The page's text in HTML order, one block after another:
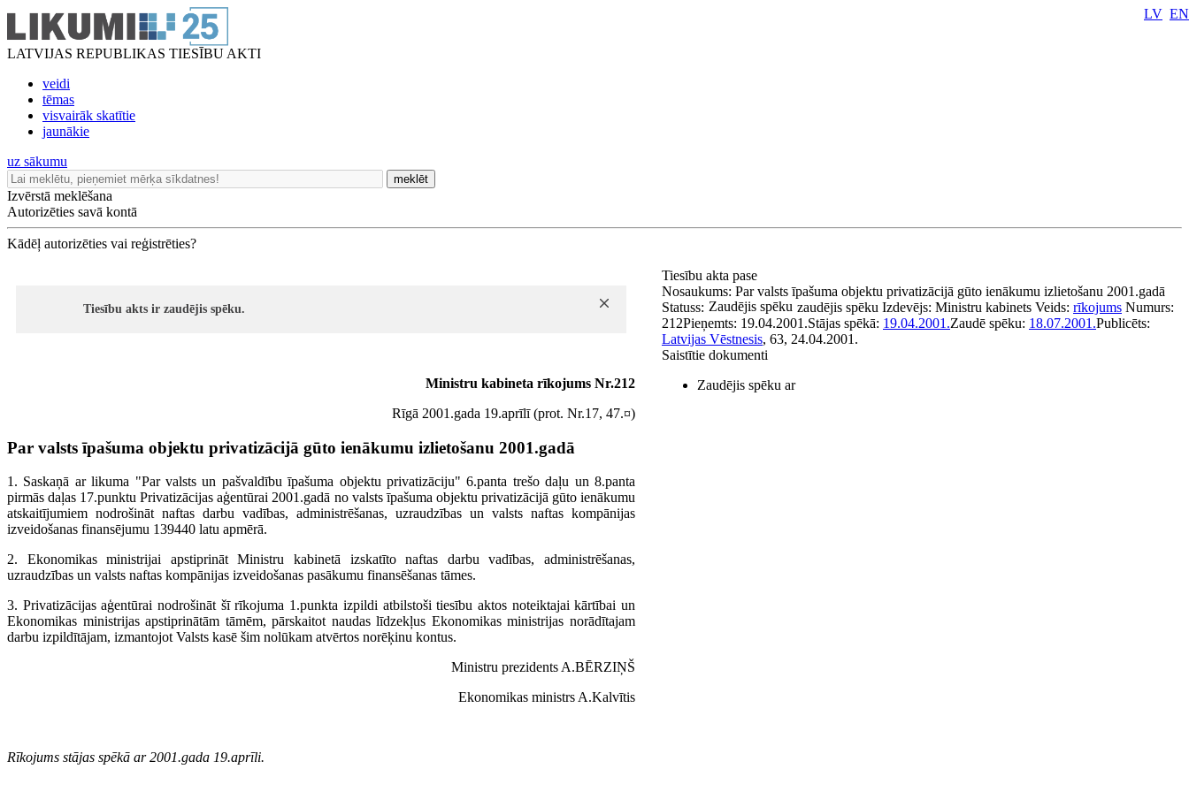
LATVIJAS REPUBLIKAS TIESĪBU AKTI
veidi
tēmas
visvairāk skatītie
jaunākie
LV EN
uz sākumu
meklēt
Izvērstā meklēšana
Autorizēties savā kontā
Kādēļ autorizēties vai reģistrēties?
Tiesību akts ir zaudējis spēku.
Ministru kabineta rīkojums Nr.212
Rīgā 2001.gada 19.aprīlī (prot. Nr.17, 47.¤)
Par valsts īpašuma objektu privatizācijā gūto ienākumu izlietošanu 2001.gadā
1. Saskaņā ar likuma "Par valsts un pašvaldību īpašuma objektu privatizāciju" 6.panta trešo daļu un 8.panta
pirmās daļas 17.punktu Privatizācijas aģentūrai 2001.gadā no valsts īpašuma objektu privatizācijā gūto ienākumu
atskaitījumiem nodrošināt naftas darbu vadības, administrēšanas, uzraudzības un valsts naftas kompānijas
izveidošanas finansējumu 139440 latu apmērā.
2. Ekonomikas ministrijai apstiprināt Ministru kabinetā izskatīto naftas darbu vadības, administrēšanas,
uzraudzības un valsts naftas kompānijas izveidošanas pasākumu finansēšanas tāmes.
3. Privatizācijas aģentūrai nodrošināt šī rīkojuma 1.punkta izpildi atbilstoši tiesību aktos noteiktajai kārtībai un
Ekonomikas ministrijas apstiprinātām tāmēm, pārskaitot naudas līdzekļus Ekonomikas ministrijas norādītajam
darbu izpildītājam, izmantojot Valsts kasē šim nolūkam atvērtos norēķinu kontus.
Ministru prezidents A.BĒRZIŅŠ
Ekonomikas ministrs A.Kalvītis
Rīkojums stājas spēkā ar 2001.gada 19.aprīli.
Tiesību akta pase
Nosaukums: Par valsts īpašuma objektu privatizācijā gūto ienākumu izlietošanu 2001.gadā
Statuss: Zaudējis spēku zaudējis spēku Izdevējs: Ministru kabinets Veids: rīkojums Numurs:
212Pieņemts: 19.04.2001.Stājas spēkā: 19.04.2001.Zaudē spēku: 18.07.2001.Publicēts:
Latvijas Vēstnesis, 63, 24.04.2001.
Saistītie dokumenti
Zaudējis spēku ar